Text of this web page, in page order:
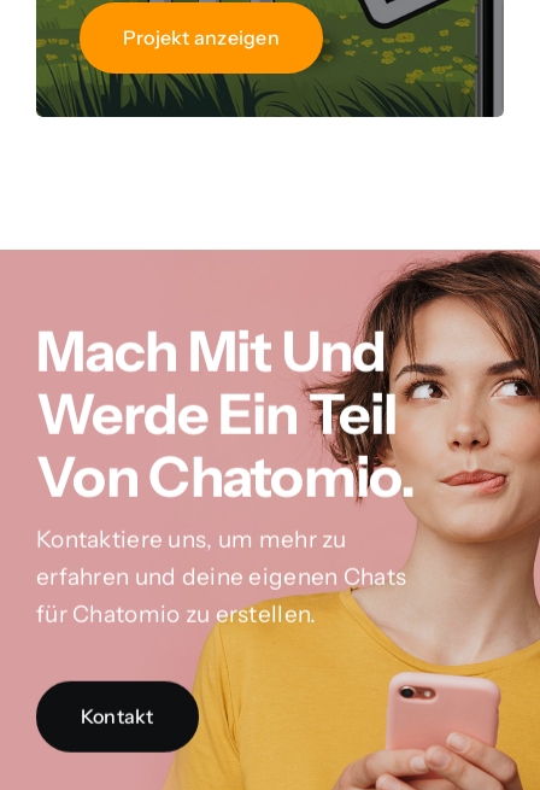
Projekt anzeigen
Mach Mit Und
Werde Ein Teil
Von Chatomio.
Kontaktiere uns, um mehr zu
erfahren und deine eigenen Chats
für Chatomio zu erstellen.
Kontakt